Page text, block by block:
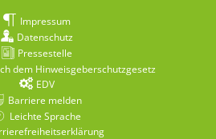
Impressum
Datenschutz
Pressestelle
dem Hinweisgeberschutzgesetz
EDV
Barriere melden
Leichte Sprache